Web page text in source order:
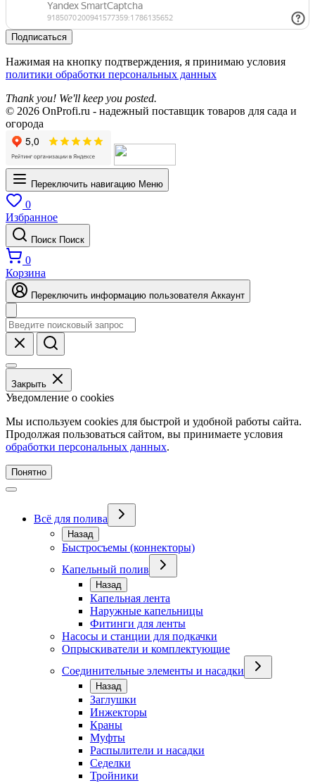
Подписаться
Нажимая на кнопку подтверждения, я принимаю условия
политики обработки персональных данных
Thank you! We'll keep you posted.
© 2026 OnProfi.ru - надежный поставщик товаров для сада и
огорода
Переключить навигацию Меню
0
Избранное
Поиск Поиск
0
Корзина
Переключить информацию пользователя Аккаунт
Закрыть
Уведомление о cookies
Мы используем cookies для быстрой и удобной работы сайта.
Продолжая пользоваться сайтом, вы принимаете условия
обработки персональных данных.
Понятно
Всё для полива
Назад
Быстросъемы (коннекторы)
Капельный полив
Назад
Капельная лента
Наружные капельницы
Фитинги для ленты
Насосы и станции для подкачки
Опрыскиватели и комплектующие
Соединительные элементы и насадки
Назад
Заглушки
Инжекторы
Краны
Муфты
Распылители и насадки
Седелки
Тройники